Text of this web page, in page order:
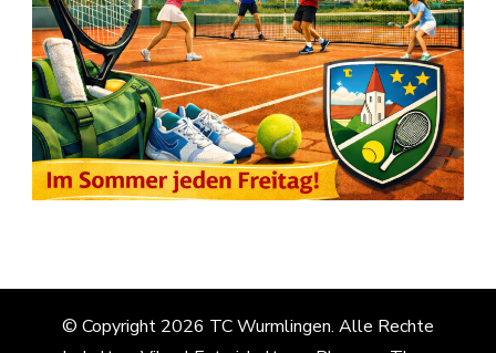
© Copyright 2026 TC Wurmlingen. Alle Rechte